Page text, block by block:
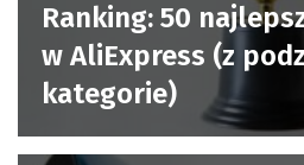
Ranking: 50
w AliExpress (z
kategorie)